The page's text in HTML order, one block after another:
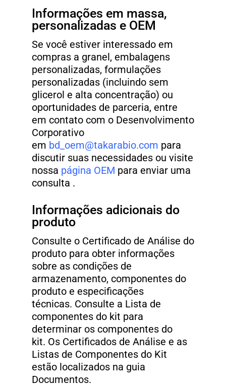
Informações em massa,
personalizadas e OEM
Se você estiver interessado em
compras a granel, embalagens
personalizadas, formulações
personalizadas (incluindo sem
glicerol e alta concentração) ou
oportunidades de parceria, entre
em contato com o Desenvolvimento
Corporativo
em bd_oem@takarabio.com para
discutir suas necessidades ou visite
nossa página OEM para enviar uma
consulta .
Informações adicionais do
produto
Consulte o Certificado de Análise do
produto para obter informações
sobre as condições de
armazenamento, componentes do
produto e especificações
técnicas. Consulte a Lista de
componentes do kit para
determinar os componentes do
kit. Os Certificados de Análise e as
Listas de Componentes do Kit
estão localizados na guia
Documentos.